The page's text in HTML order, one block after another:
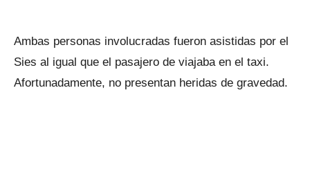
Ambas personas involucradas fueron asistidas por el
Sies al igual que el pasajero de viajaba en el taxi.
Afortunadamente, no presentan heridas de gravedad.